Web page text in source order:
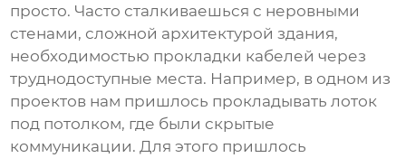
просто. Часто сталкиваешься с неровными
стенами, сложной архитектурой здания,
необходимостью прокладки кабелей через
труднодоступные места. Например, в одном из
проектов нам пришлось прокладывать лоток
под потолком, где были скрытые
коммуникации. Для этого пришлось